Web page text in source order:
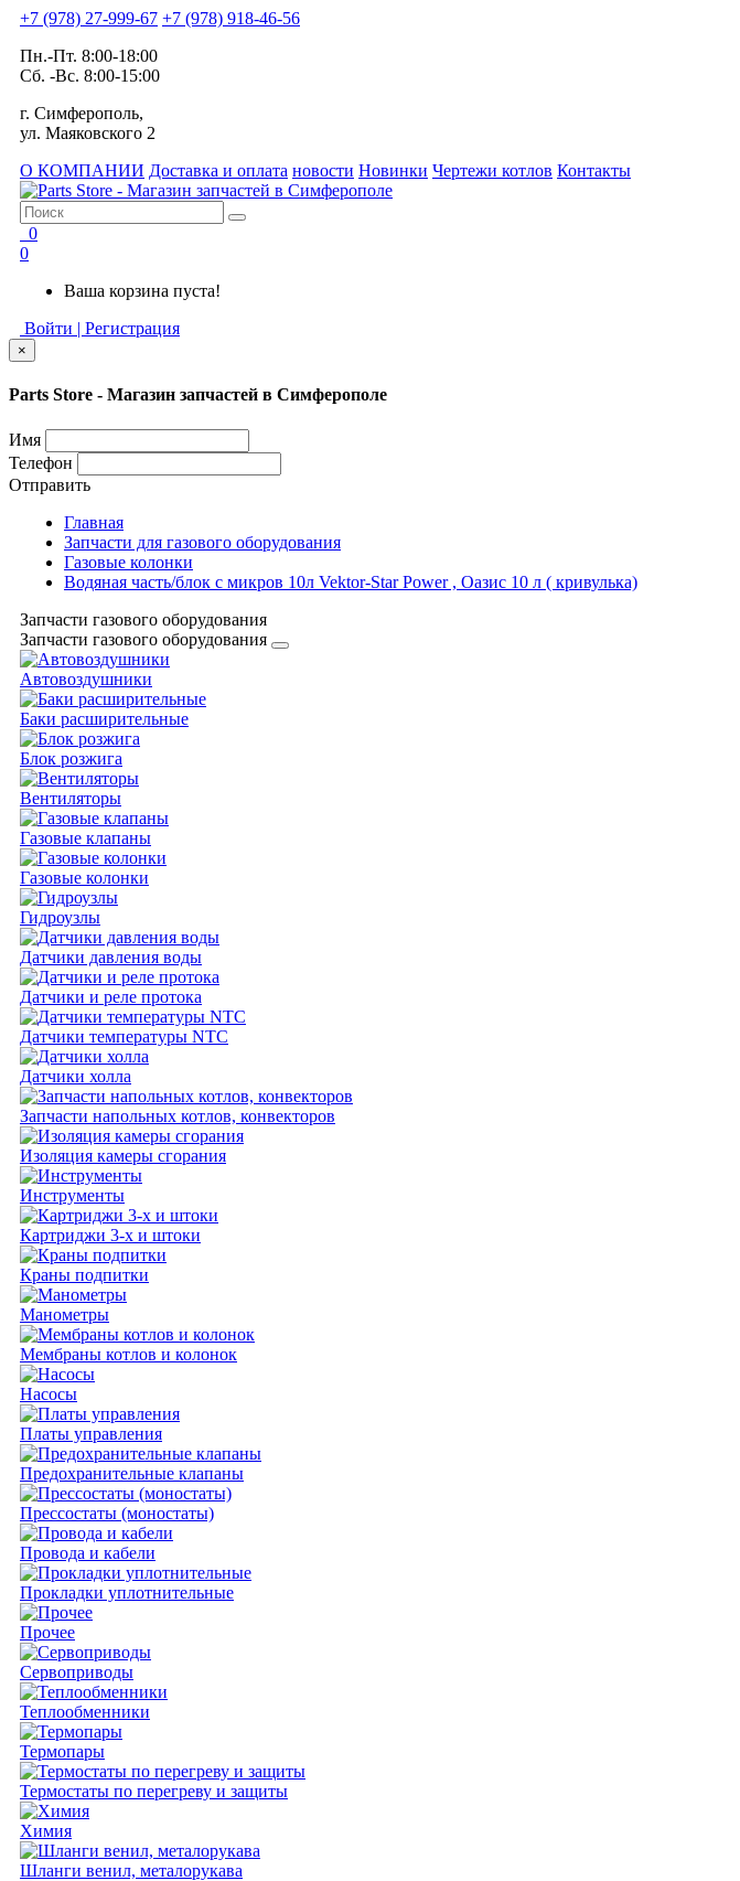
+7 (978) 27-999-67 +7 (978) 918-46-56
Пн.-Пт. 8:00-18:00
Сб. -Вс. 8:00-15:00
г. Симферополь,
ул. Маяковского 2
О КОМПАНИИ Доставка и оплата новости Новинки Чертежи котлов Контакты
0
0
Ваша корзина пуста!
Войти | Регистрация
×
Parts Store - Магазин запчастей в Симферополе
Имя
Телефон
Отправить
Главная
Запчасти для газового оборудования
Газовые колонки
Водяная часть/блок с микров 10л Vektor-Star Power , Оазис 10 л ( кривулька)
Запчасти газового оборудования
Запчасти газового оборудования
Автовоздушники
Баки расширительные
Блок розжига
Вентиляторы
Газовые клапаны
Газовые колонки
Гидроузлы
Датчики давления воды
Датчики и реле протока
Датчики температуры NTC
Датчики холла
Запчасти напольных котлов, конвекторов
Изоляция камеры сгорания
Инструменты
Картриджи 3-х и штоки
Краны подпитки
Манометры
Мембраны котлов и колонок
Насосы
Платы управления
Предохранительные клапаны
Прессостаты (моностаты)
Провода и кабели
Прокладки уплотнительные
Прочее
Сервоприводы
Теплообменники
Термопары
Термостаты по перегреву и защиты
Химия
Шланги венил, металорукава